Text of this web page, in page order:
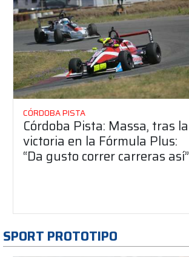
CÓRDOBA PISTA
Córdoba Pista: Massa, tras la
victoria en la Fórmula Plus:
“Da gusto correr carreras así”
SPORT PROTOTIPO